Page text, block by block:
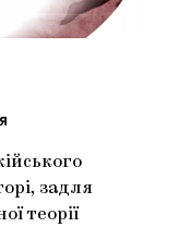
СВЯТА
задля
теорії